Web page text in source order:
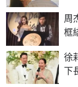
周
框
徐
下